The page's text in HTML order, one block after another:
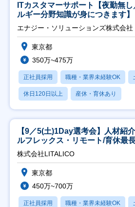
ITカスタマーサポート【夜勤無
ルギー分野知識が身につきます】
エナジー・ソリューションズ株式会社
東京都
350万~475万
正社員採用 職種・業界未経験OK
休日120日以上 産休・育休あり
【9／5(土)1Day選考会】人材紹
ルフレックス・リモート/育休最
株式会社LITALICO
東京都
450万~700万
正社員採用 職種・業界未経験OK